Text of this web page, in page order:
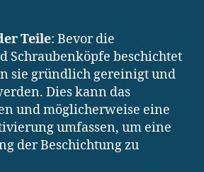
Teile: Bevor die
Schraubenköpfe beschichtet
sie gründlich gereinigt und
Dies kann das
und möglicherweise eine
umfassen, um eine
der Beschichtung zu